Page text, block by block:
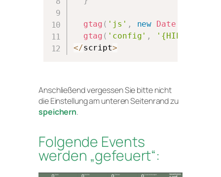
gtag ( 'js' , new Date
gtag ( 'config' ,
'{HIER G-
</script>
Anschließend vergessen Sie bitte nicht
die Einstellung am unteren Seitenrand zu
speichern.
Folgende Events
werden „gefeuert“: